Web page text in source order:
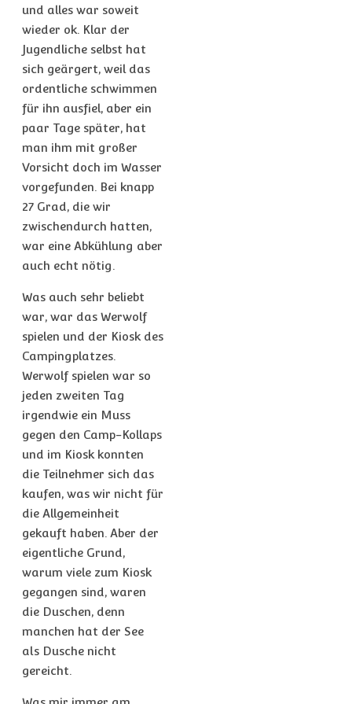
und alles war soweit
wieder ok. Klar der
Jugendliche selbst hat
sich geärgert, weil das
ordentliche schwimmen
für ihn ausfiel, aber ein
paar Tage später, hat
man ihm mit großer
Vorsicht doch im Wasser
vorgefunden. Bei knapp
27 Grad, die wir
zwischendurch hatten,
war eine Abkühlung aber
auch echt nötig.
Was auch sehr beliebt
war, war das Werwolf
spielen und der Kiosk des
Campingplatzes.
Werwolf spielen war so
jeden zweiten Tag
irgendwie ein Muss
gegen den Camp-Kollaps
und im Kiosk konnten
die Teilnehmer sich das
kaufen, was wir nicht für
die Allgemeinheit
gekauft haben. Aber der
eigentliche Grund,
warum viele zum Kiosk
gegangen sind, waren
die Duschen, denn
manchen hat der See
als Dusche nicht
gereicht.